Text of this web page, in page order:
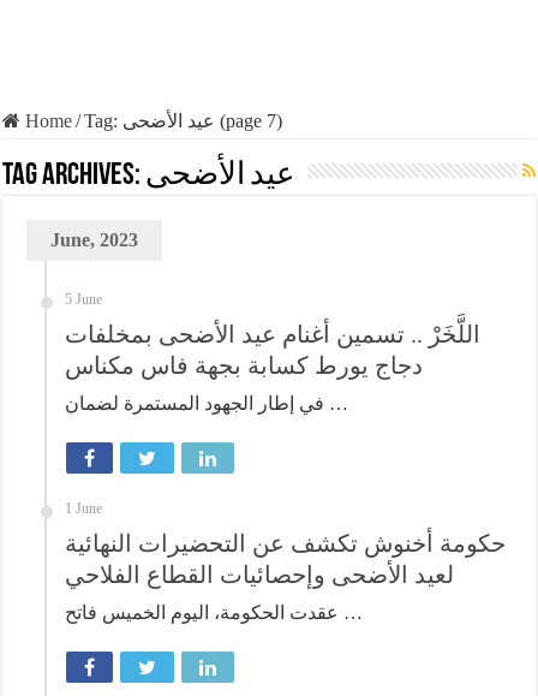
Home/Tag: عيد الأضحى (page 7)
Tag Archives: عيد الأضحى
June, 2023
5 June
اللَّخَرْ .. تسمين أغنام عيد الأضحى بمخلفات
دجاج يورط كسابة بجهة فاس مكناس
في إطار الجهود المستمرة لضمان …
1 June
حكومة أخنوش تكشف عن التحضيرات النهائية
لعيد الأضحى وإحصائيات القطاع الفلاحي
عقدت الحكومة، اليوم الخميس فاتح …